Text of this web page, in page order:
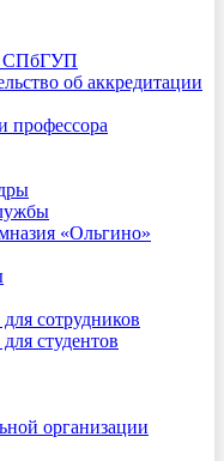
СПбГУП
об аккредитации
профессора
«Ольгино»
сотрудников
студентов
организации